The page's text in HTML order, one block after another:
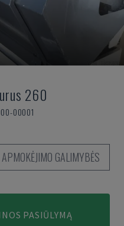
260
00001
APMOKĖJIMO GALIMYBĖS
PASIŪLYMĄ